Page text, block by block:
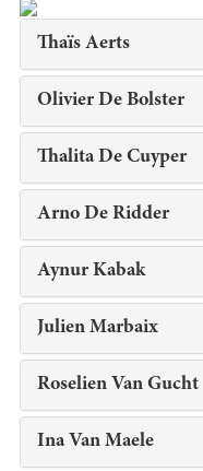
Thaïs Aerts
Olivier De Bolster
Thalita De Cuyper
Arno De Ridder
Aynur Kabak
Julien Marbaix
Roselien Van Gucht
Ina Van Maele